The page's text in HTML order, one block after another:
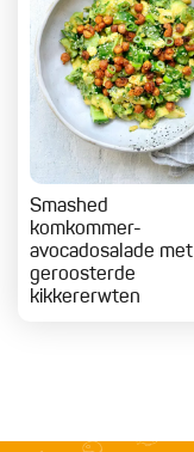
Smashed
komkommer-
avocadosalade met
geroosterde
kikkererwten